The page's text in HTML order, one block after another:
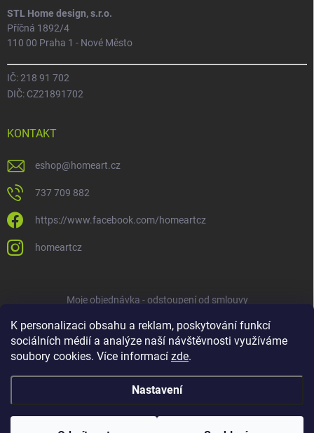
K personalizaci obsahu a reklam, poskytování funkcí
sociálních médií a analýze naší návštěvnosti využíváme
soubory cookies. Více informací zde.
Nastavení
STL Home design, s.r.o.
Příčná 1892/4
110 00 Praha 1 - Nové Město
IČ: 218 91 702
DIČ: CZ21891702
KONTAKT
eshop@homeart.cz
737 709 882
https://www.facebook.com/homeartcz
homeartcz
Moje objednávka - odstoupení od smlouvy
Copyright 2026HOMEART. Všechna práva vyhrazena.Upravit nastavení